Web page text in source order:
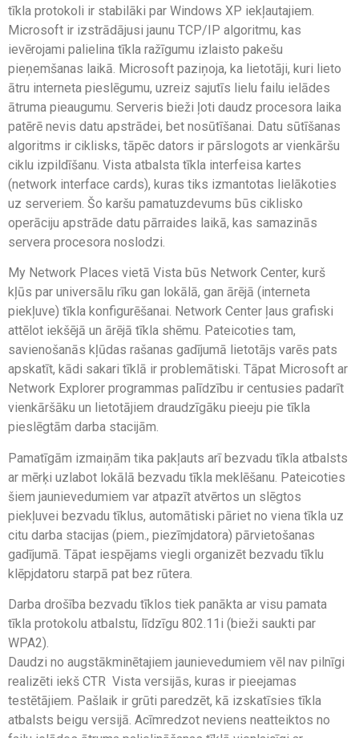
tīkla protokoli ir stabilāki par Windows XP iekļautajiem.
Microsoft ir izstrādājusi jaunu TCP/IP algoritmu, kas
ievērojami palielina tīkla ražīgumu izlaisto pakešu
pieņemšanas laikā. Microsoft paziņoja, ka lietotāji, kuri lieto
ātru interneta pieslēgumu, uzreiz sajutīs lielu failu ielādes
ātruma pieaugumu. Serveris bieži ļoti daudz procesora laika
patērē nevis datu apstrādei, bet nosūtīšanai. Datu sūtīšanas
algoritms ir ciklisks, tāpēc dators ir pārslogots ar vienkāršu
ciklu izpildīšanu. Vista atbalsta tīkla interfeisa kartes
(network interface cards), kuras tiks izmantotas lielākoties
uz serveriem. Šo karšu pamatuzdevums būs ciklisko
operāciju apstrāde datu pārraides laikā, kas samazinās
servera procesora noslodzi.
My Network Places vietā Vista būs Network Center, kurš
kļūs par universālu rīku gan lokālā, gan ārējā (interneta
piekļuve) tīkla konfigurēšanai. Network Center ļaus grafiski
attēlot iekšējā un ārējā tīkla shēmu. Pateicoties tam,
savienošanās kļūdas rašanas gadījumā lietotājs varēs pats
apskatīt, kādi sakari tīklā ir problemātiski. Tāpat Microsoft ar
Network Explorer programmas palīdzību ir centusies padarīt
vienkāršāku un lietotājiem draudzīgāku pieeju pie tīkla
pieslēgtām darba stacijām.
Pamatīgām izmaiņām tika pakļauts arī bezvadu tīkla atbalsts
ar mērķi uzlabot lokālā bezvadu tīkla meklēšanu. Pateicoties
šiem jaunievedumiem var atpazīt atvērtos un slēgtos
piekļuvei bezvadu tīklus, automātiski pāriet no viena tīkla uz
citu darba stacijas (piem., piezīmjdatora) pārvietošanas
gadījumā. Tāpat iespējams viegli organizēt bezvadu tīklu
klēpjdatoru starpā pat bez rūtera.
Darba drošība bezvadu tīklos tiek panākta ar visu pamata
tīkla protokolu atbalstu, līdzīgu 802.11i (bieži saukti par
WPA2).
Daudzi no augstākminētajiem jaunievedumiem vēl nav pilnīgi
realizēti iekš CTR  Vista versijās, kuras ir pieejamas
testētājiem. Pašlaik ir grūti paredzēt, kā izskatīsies tīkla
atbalsts beigu versijā. Acīmredzot neviens neatteiktos no